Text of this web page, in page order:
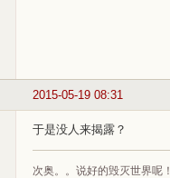
2015-05-19 08:31
于是没人来揭露？
次奥。。说好的毁灭世界呢